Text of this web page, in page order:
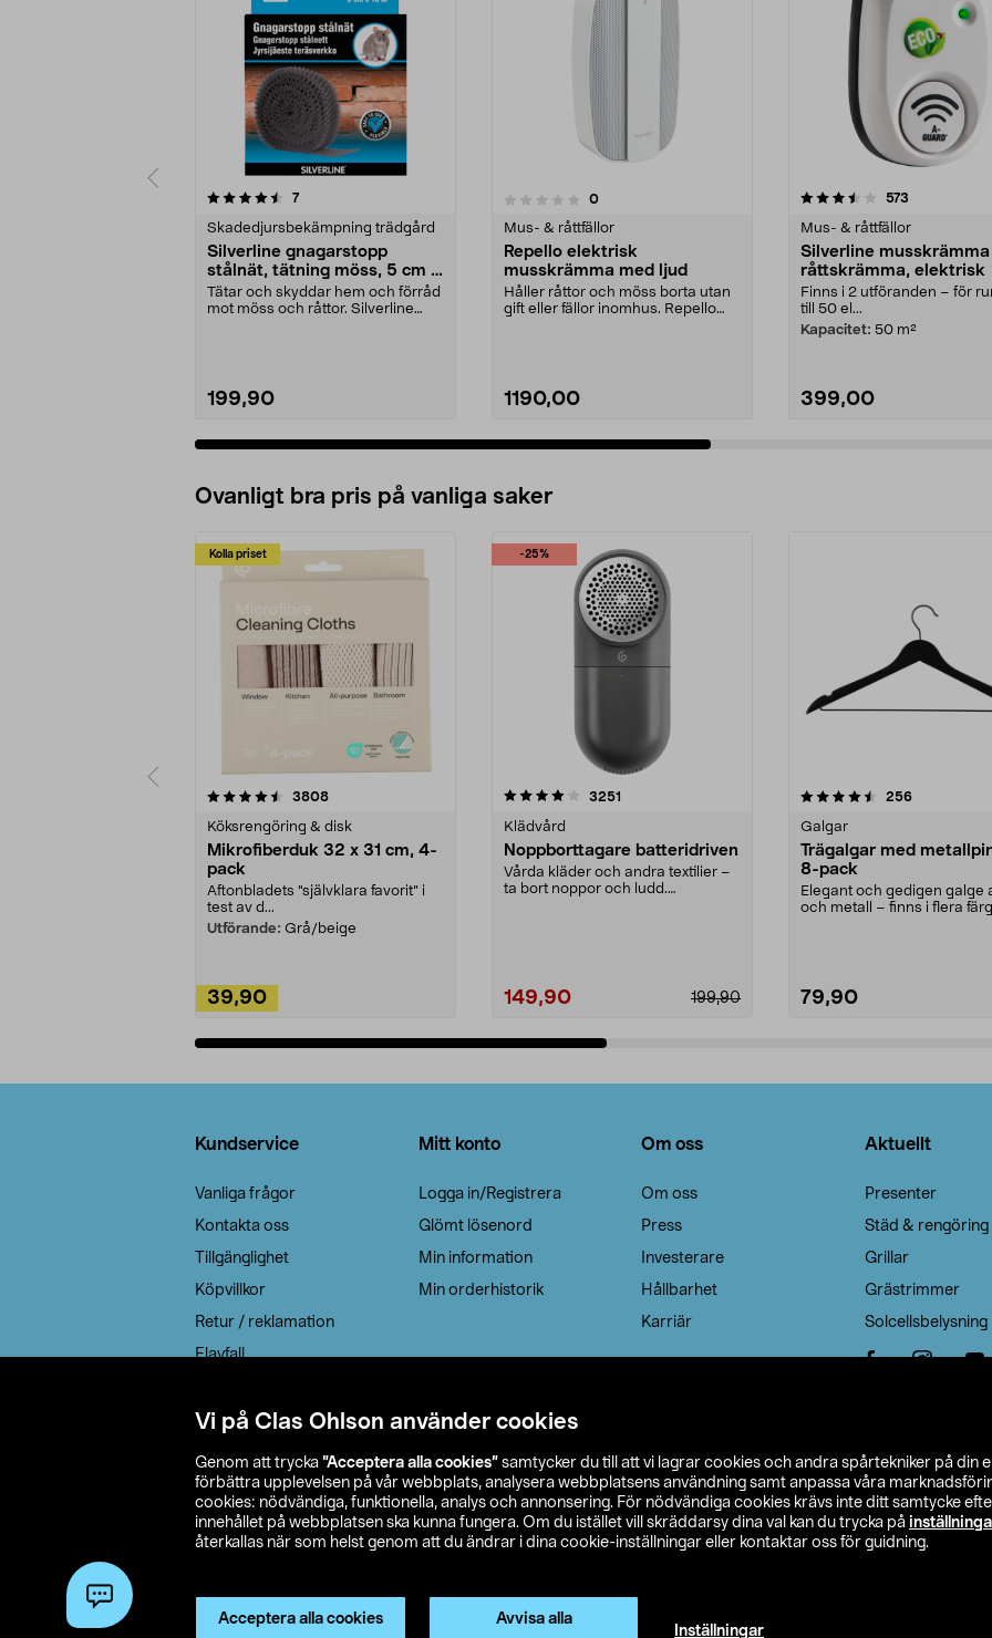
Vi på Clas Ohlson använder cookies
Genom att trycka ”Acceptera alla cookies” samtycker du till att vi lagrar cookies och andra spårtekniker på din
förbättra upplevelsen på vår webbplats, analysera webbplatsens användning samt anpassa våra
cookies: nödvändiga, funktionella, analys och annonsering. För nödvändiga cookies krävs inte ditt samtycke
innehållet på webbplatsen ska kunna fungera. Om du istället vill skräddarsy dina val kan du trycka på
återkallas när som helst genom att du ändrar i dina cookie-inställningar eller kontaktar oss för guidning.
Acceptera alla cookies Avvisa alla
Inställningar
7recensioner
Skadedjursbekämpning trädgård
Silverline gnagarstopp
stålnät, tätning möss, 5 cm x
10 m
Tätar och skyddar hem och förråd
mot möss och råttor. Silverline
199,90
0.0 av 5 stjärnor 0recensioner
Mus- & råttfällor
Repello elektrisk
musskrämma med ljud
Håller råttor och möss borta utan
gift eller fällor inomhus. Repello
1190,00
3.5 av 5 stjärnor 573
Mus- & råttfällor
Silverline
råttskrämma, elektrisk
Finns i 2 utföranden – för
till 50 el...
Kapacitet: 50 m²
399,00
4.0 av 5 stjärnor
Ovanligt bra pris på vanliga saker
Kolla priset
3808recensioner
Köksrengöring & disk
Mikrofiberduk 32 x 31 cm, 4-
pack
Aftonbladets "självklara favorit” i
test av d...
Utförande: Grå/beige
39,90
-25%
4.0av 5 stjärnor 3251
Klädvård
Noppborttagare batteridriven
Vårda kläder och andra textilier –
ta bort noppor och ludd.
199,90
149,90
4.5av 5 stjärnor 256recensioner
Galgar
Trägalgar med
8-pack
Elegant och gedigen galge
och metall – finns i flera
79,90
4.0av 5 stjärnor
Kundservice
Vanliga frågor
Kontakta oss
Tillgänglighet
Köpvillkor
Retur / reklamation
Elavfall
Leveransalternativ
Mitt konto
Logga in/Registrera
Glömt lösenord
Min information
Min orderhistorik
Om oss
Om oss
Press
Investerare
Hållbarhet
Karriär
Aktuellt
Presenter
Städ & rengöring
Grillar
Grästrimmer
Solcellsbelysning